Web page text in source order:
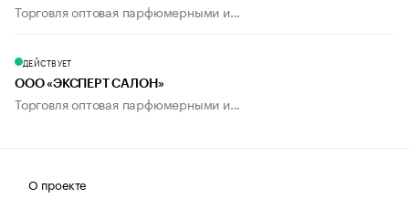
Торговля оптовая парфюмерными и...
ДЕЙСТВУЕТ
ООО «ЭКСПЕРТ САЛОН»
Торговля оптовая парфюмерными и...
О проекте